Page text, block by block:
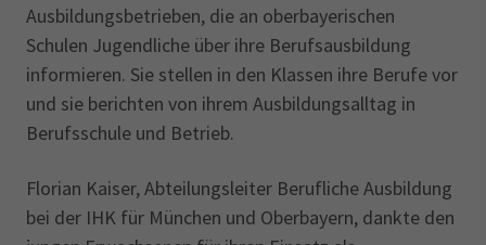
Ausbildungsbetrieben, die an oberbayerischen
Schulen Jugendliche über ihre Berufsausbildung
informieren. Sie stellen in den Klassen ihre Berufe vor
und sie berichten von ihrem Ausbildungsalltag in
Berufsschule und Betrieb.
Florian Kaiser, Abteilungsleiter Berufliche Ausbildung
bei der IHK für München und Oberbayern, dankte den